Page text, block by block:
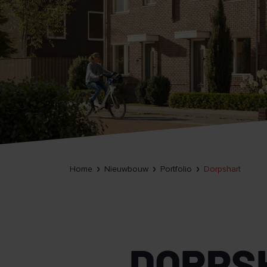
Home Nieuwbouw Portfolio Dorpshart